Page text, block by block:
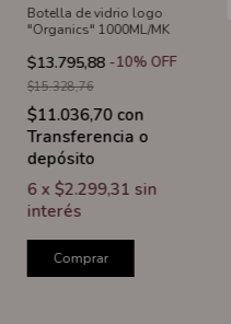
Botella de vidrio logo
"Organics" 1000ML/MK
$13.795,88 -10% OFF
$15.328,76
$11.036,70 con
Transferencia o
depósito
6 x $2.299,31 sin
interés
Comprar